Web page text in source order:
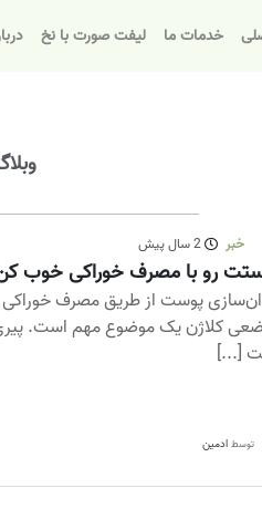
خدمات ما لیفت صورت با نخ
خبر 2 سال پیش
رو با مصرف خوراکی خوب
پوست از طریق مصرف خوراکی
کلاژن یک موضوع مهم است.
[...]
توسطادمین